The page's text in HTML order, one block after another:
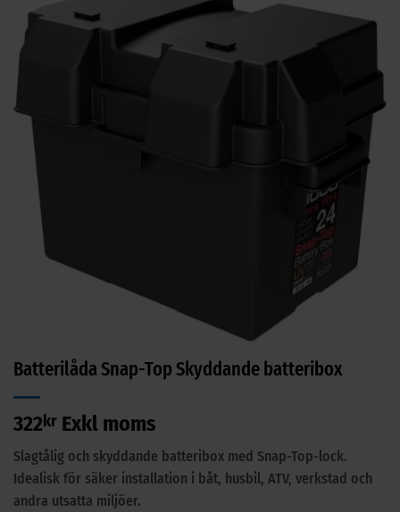
Batterilåda Snap-Top Skyddande batteribox
322 kr Exkl moms
Slagtålig och skyddande batteribox med Snap-Top-lock.
Idealisk för säker installation i båt, husbil, ATV, verkstad och
andra utsatta miljöer.